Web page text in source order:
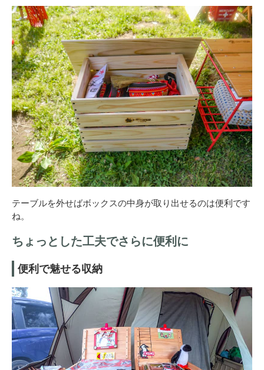
テーブルを外せばボックスの中身が取り出せるのは便利です
ね。
ちょっとした工夫でさらに便利に
便利で魅せる収納